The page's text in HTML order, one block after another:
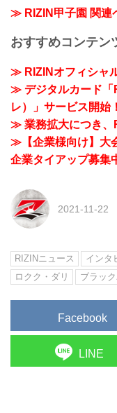
≫ RIZIN甲子園 関連
おすすめコンテン
≫ RIZINオフィシャ
≫ デジタルカード「
レ）」サービス開始！
≫ 業務拡大につき、
≫【企業様向け】大
企業タイアップ募集
2021-11-22
RIZINニュース インタ
ロクク・ダリ
ブラッ
Facebook
LINE